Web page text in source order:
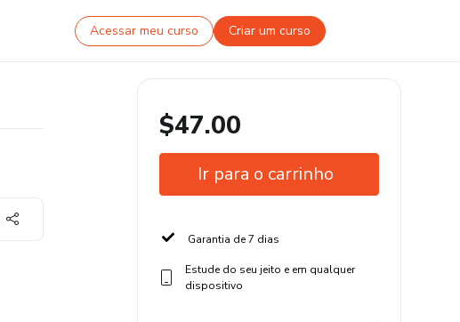
Acessar meu curso Criar um curso
$47.00
Ir para o carrinho
Garantia de 7 dias
Estude do seu jeito e em qualquer
dispositivo